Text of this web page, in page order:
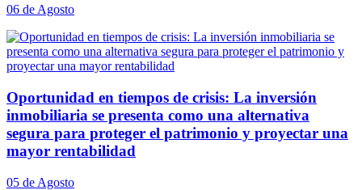
06 de Agosto
Oportunidad en tiempos de crisis: La inversión
inmobiliaria se presenta como una alternativa
segura para proteger el patrimonio y proyectar una
mayor rentabilidad
05 de Agosto